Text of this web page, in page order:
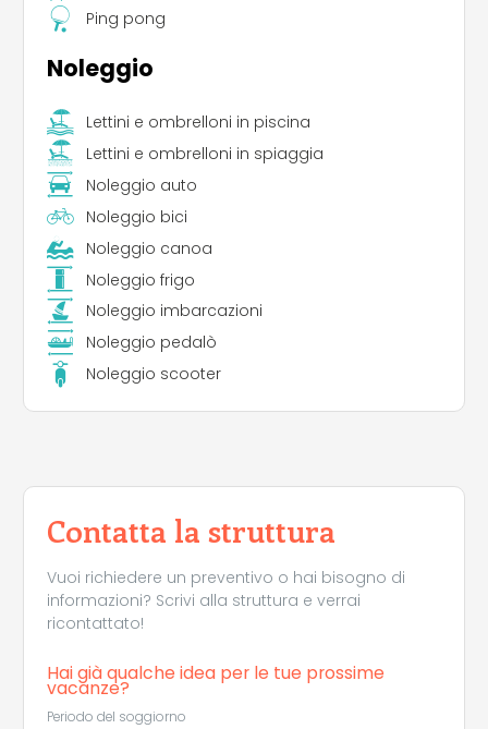
Ping pong
Noleggio
Lettini e ombrelloni in piscina
Lettini e ombrelloni in spiaggia
Noleggio auto
Noleggio bici
Noleggio canoa
Noleggio frigo
Noleggio imbarcazioni
Noleggio pedalò
Noleggio scooter
Contatta la struttura
Vuoi richiedere un preventivo o hai bisogno di
informazioni? Scrivi alla struttura e verrai
ricontattato!
Hai già qualche idea per le tue prossime
vacanze?
Periodo del soggiorno